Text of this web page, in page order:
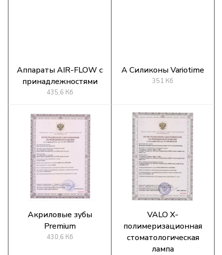
Аппараты AIR-FLOW с
принадлежностями
435,6 Кб
A Силиконы Variotime
351 Кб
Акриловые зубы
Premium
430,6 Кб
VALO X-
полимеризационная
стоматологическая
лампа